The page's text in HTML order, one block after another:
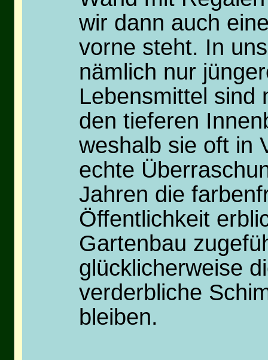
wir dann auch
vorne steht. In
nämlich nur
Lebensmittel sind
den tieferen
weshalb sie oft in
echte
Jahren die
Öffentlichkeit
Gartenbau
glücklicherweise
verderbliche
bleiben.